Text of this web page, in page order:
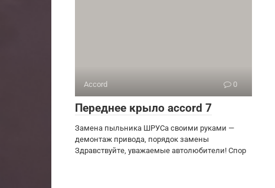
Accord 0
Переднее крыло accord 7
Замена пыльника ШРУСа своими руками —
демонтаж привода, порядок замены
Здравствуйте, уважаемые автолюбители! Спор